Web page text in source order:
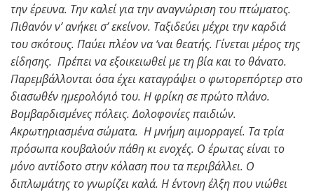
την έρευνα. Την καλεί για την αναγνώριση του πτώματος.
Πιθανόν ν’ ανήκει σ’ εκείνον. Ταξιδεύει μέχρι την καρδιά
του σκότους. Παύει πλέον να ‘ναι θεατής. Γίνεται μέρος της
είδησης. Πρέπει να εξοικειωθεί με τη βία και το θάνατο.
Παρεμβάλλονται όσα έχει καταγράψει ο φωτορεπόρτερ στο
διασωθέν ημερολόγιό του. Η φρίκη σε πρώτο πλάνο.
Βομβαρδισμένες πόλεις. Δολοφονίες παιδιών.
Ακρωτηριασμένα σώματα. Η μνήμη αιμορραγεί. Τα τρία
πρόσωπα κουβαλούν πάθη κι ενοχές. Ο έρωτας είναι το
μόνο αντίδοτο στην κόλαση που τα περιβάλλει. Ο
διπλωμάτης το γνωρίζει καλά. Η έντονη έλξη που νιώθει